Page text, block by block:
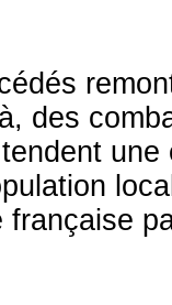
des
française